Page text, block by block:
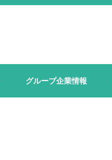
グループ企業情報